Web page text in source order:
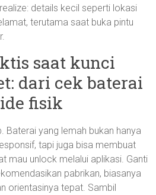
details kecil seperti lokasi
terutama saat buka pintu
saat kunci
dari cek baterai
fisik
Baterai yang lemah bukan hanya
tapi juga bisa membuat
mau unlock melalui aplikasi. Ganti
pabrikan, biasanya
orientasinya tepat. Sambil